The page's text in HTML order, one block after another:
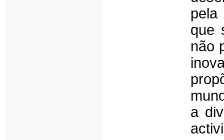
que
não
a